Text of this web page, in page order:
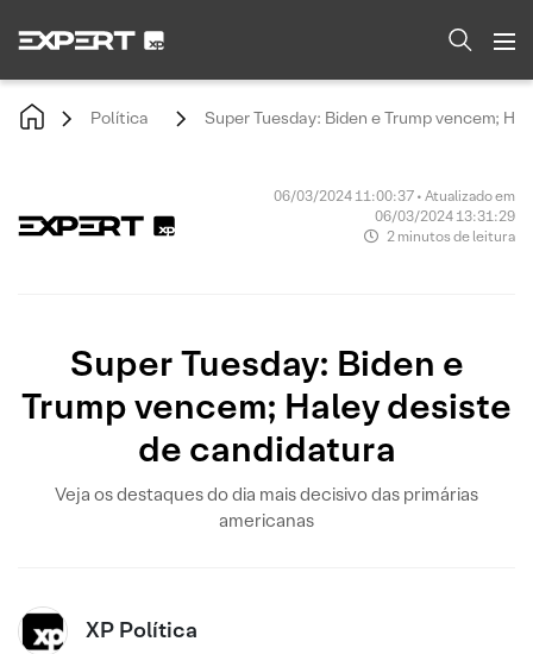
Política Super Tuesday: Biden e Trump vencem;
06/03/2024 11:00:37 • Atualizado em
06/03/2024 13:31:29
2 minutos de leitura
Super Tuesday: Biden e
Trump vencem; Haley desiste
de candidatura
Veja os destaques do dia mais decisivo das primárias
americanas
XP Política